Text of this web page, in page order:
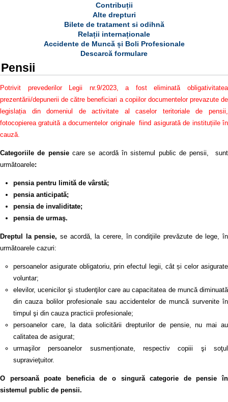
Contribuții
Alte drepturi
Bilete de tratament si odihnă
Relații internaționale
Accidente de Muncă și Boli Profesionale
Descarcă formulare
Pensii
Potrivit prevederilor Legii nr.9/2023, a fost eliminată obligativitatea
prezentării/depunerii de către beneficiari a copiilor documentelor prevazute de
legislația din domeniul de activitate al caselor teritoriale de pensii,
fotocopierea gratuită a documentelor originale fiind asigurată de instituțiile în
cauză.
Categoriile de pensie care se acordă în sistemul public de pensii, sunt
următoarele:
pensia pentru limită de vârstă;
pensia anticipată;
pensia de invaliditate;
pensia de urmaş.
Dreptul la pensie, se acordă, la cerere, în condiţiile prevăzute de lege, în
următoarele cazuri:
persoanelor asigurate obligatoriu, prin efectul legii, cât și celor asigurate
voluntar;
elevilor, ucenicilor şi studenţilor care au capacitatea de muncă diminuată
din cauza bolilor profesionale sau accidentelor de muncă survenite în
timpul şi din cauza practicii profesionale;
persoanelor care, la data solicitării drepturilor de pensie, nu mai au
calitatea de asigurat;
urmaşilor persoanelor susmenționate, respectiv copiii şi soţul
supravieţuitor.
O persoană poate beneficia de o singură categorie de pensie în
sistemul public de pensii.